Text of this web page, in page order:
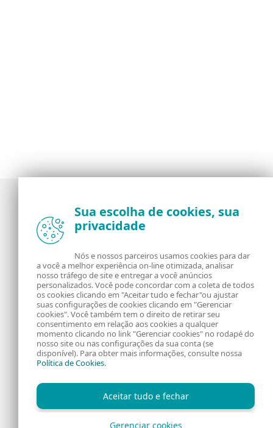
Notícias, opiniões e análises da comunidade de
segurança da ESET
Sobre o WeLiveSecurity RSS Feed
Fale Conosco Endereço
Informação Legal Política de Cookies
Política de Privacidade
Sua escolha de cookies, sua
privacidade
Nós e nossos parceiros usamos cookies para dar
a você a melhor experiência on-line otimizada, analisar
nosso tráfego de site e entregar a você anúncios
personalizados. Você pode concordar com a coleta de todos
os cookies clicando em "Aceitar tudo e fechar"ou ajustar
suas configurações de cookies clicando em "Gerenciar
cookies". Você também tem o direito de retirar seu
consentimento em relação aos cookies a qualquer
momento clicando no link "Gerenciar cookies" no rodapé do
nosso site ou nas configurações da sua conta (se
disponível). Para obter mais informações, consulte nossa
Política de Cookies.
Aceitar tudo e fechar
Gerenciar cookies